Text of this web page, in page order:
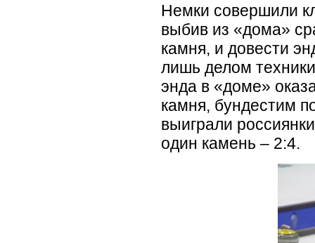
Немки совершили
выбив из «дома»
камня, и довести
лишь делом
энда в «доме»
камня, бундестим
выиграли
один камень – 2:4.